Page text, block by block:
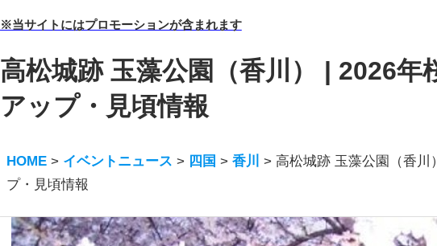
※当サイトにはプロモーションが含まれます
高松城跡 玉藻公園（香川） | 2026年
アップ・見頃情報
HOME > イベントニュース > 四国 >香川 >高松城跡 玉藻公園（香川
プ・見頃情報